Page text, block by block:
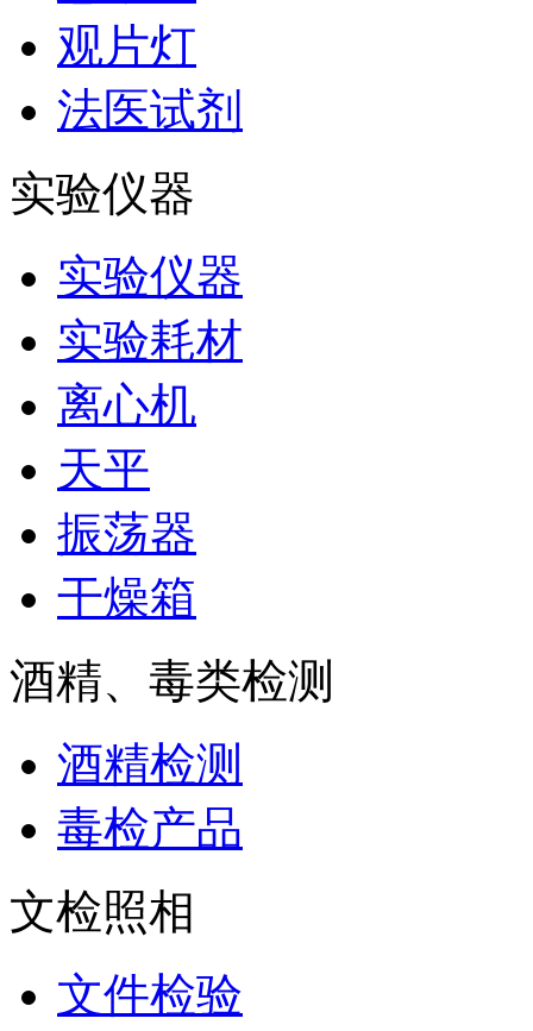
观片灯
法医试剂
实验仪器
实验仪器
实验耗材
离心机
天平
振荡器
干燥箱
酒精、毒类检测
酒精检测
毒检产品
文检照相
文件检验